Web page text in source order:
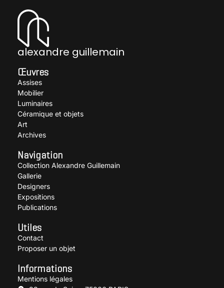
alexandre guillemain
Œuvres
Assises
Mobilier
Luminaires
Céramique et objets
Art
Archives
Navigation
Collection Alexandre Guillemain
Gallerie
Designers
Expositions
Publications
Utiles
Contact
Proposer un objet
Informations
Mentions légales